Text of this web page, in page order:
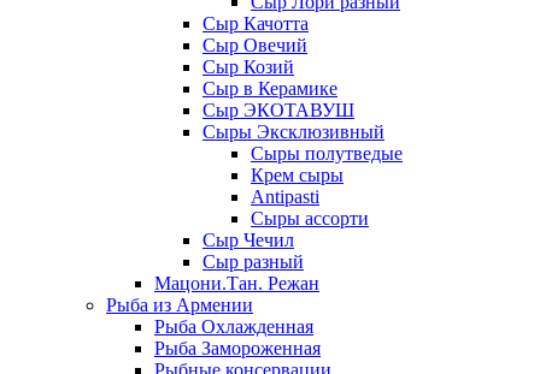
Сыр Качотта
Сыр Овечий
Сыр Козий
Сыр в Керамике
Сыр ЭКОТАВУШ
Сыры Эксклюзивный
Сыры полутведые
Крем сыры
Antipasti
Сыры ассорти
Сыр Чечил
Сыр разный
Мацони.Тан. Режан
Рыба из Армении
Рыба Охлажденная
Рыба Замороженная
Рыбные консервации